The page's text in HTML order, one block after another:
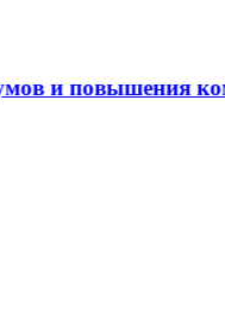
и повышения